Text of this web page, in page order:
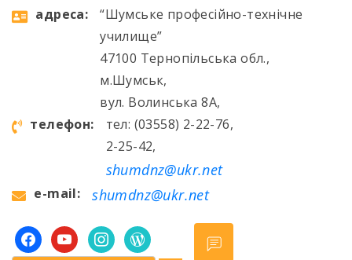
aдресa:
“Шумське професійно-технічне
училище”
47100 Тернопільська обл.,
м.Шумськ,
вул. Волинська 8А,
телефон:
тел: (03558) 2-22-76,
2-25-42,
shumdnz@ukr.net
e-mail: shumdnz@ukr.net
facebookyoutubeinstagramwordpress